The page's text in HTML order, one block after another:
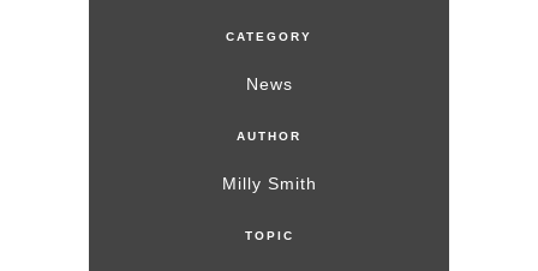
CATEGORY
News
AUTHOR
Milly Smith
TOPIC